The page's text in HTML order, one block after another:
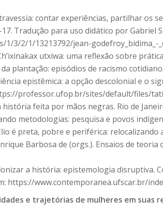
contar experiências, partilhar os
17. Tradução para uso didático por
1/3/2/1/13213792/jean-godefroy_bidima_-
utxiwa: uma reflexão sobre
plantação: episódios de racismo
epistêmica: a opção descolonial e o
professor.ufop.br/sites/default/files/
história feita por mãos negras. Rio de
metodologias: pesquisa e povos
é preta, pobre e periférica:
Barbosa de (orgs.). Ensaios de
a história: epistemologia disruptiva.
https://www.contemporanea.ufscar.br/
e trajetórias de mulheres em suas